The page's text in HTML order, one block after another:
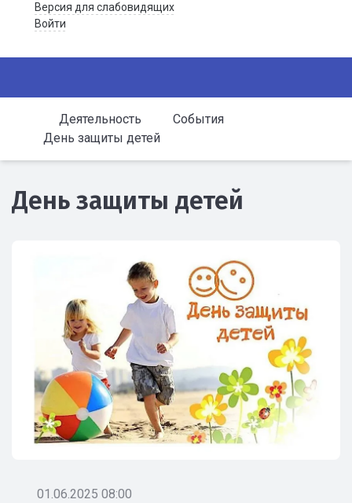
Версия для слабовидящих
Войти
Деятельность
События
День защиты детей
День защиты детей
01.06.2025 08:00